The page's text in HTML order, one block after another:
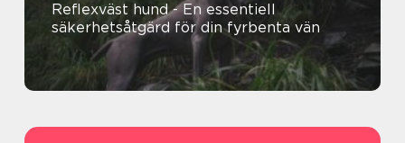
Reflexväst hund - En essentiell
säkerhetsåtgärd för din fyrbenta vän